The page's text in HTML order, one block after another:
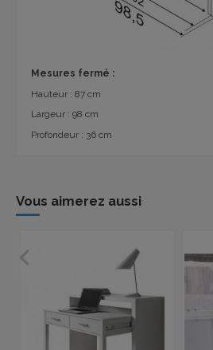
Mesures fermé :
Hauteur : 87 cm
Largeur : 98 cm
Profondeur : 36 cm
Vous aimerez aussi